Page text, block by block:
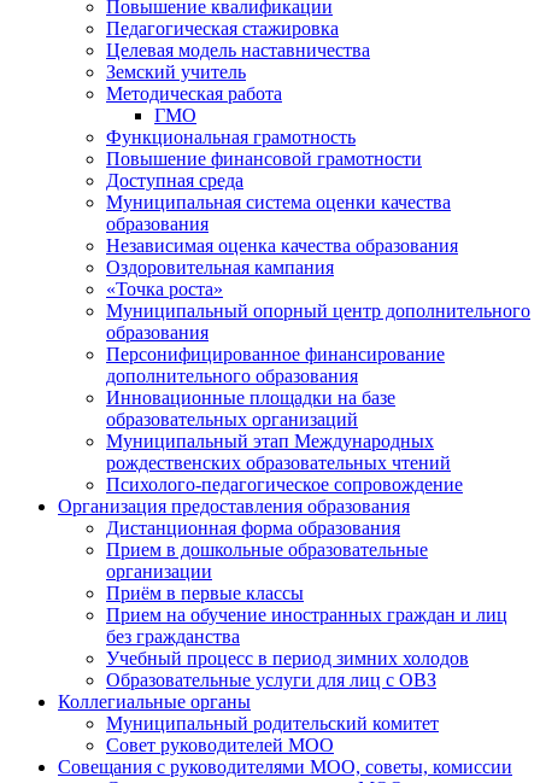
Повышение квалификации
Педагогическая стажировка
Целевая модель наставничества
Земский учитель
Методическая работа
ГМО
Функциональная грамотность
Повышение финансовой грамотности
Доступная среда
Муниципальная система оценки качества
образования
Независимая оценка качества образования
Оздоровительная кампания
«Точка роста»
Муниципальный опорный центр дополнительного
образования
Персонифицированное финансирование
дополнительного образования
Инновационные площадки на базе
образовательных организаций
Муниципальный этап Международных
рождественских образовательных чтений
Психолого-педагогическое сопровождение
Организация предоставления образования
Дистанционная форма образования
Прием в дошкольные образовательные
организации
Приём в первые классы
Прием на обучение иностранных граждан и лиц
без гражданства
Учебный процесс в период зимних холодов
Образовательные услуги для лиц с ОВЗ
Коллегиальные органы
Муниципальный родительский комитет
Совет руководителей МОО
Совещания с руководителями МОО, советы, комиссии